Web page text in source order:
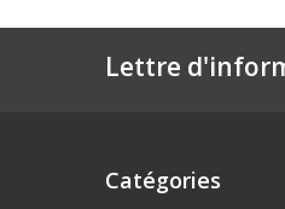
Lettre
Catégories